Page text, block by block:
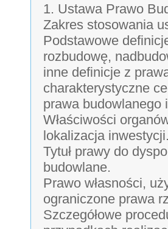
1. Ustawa Prawo
Zakres stosowania
Podstawowe
rozbudowę,
inne definicje z
charakterystyczne
prawa budowlanego
Właściwości
lokalizacja
Tytuł prawy do
budowlane.
Prawo własności,
ograniczone prawa
Szczegółowe